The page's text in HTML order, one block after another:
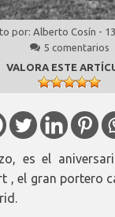
por: Alberto Cosín -
5 comentarios
VALORA ESTE
es el
, el gran portero